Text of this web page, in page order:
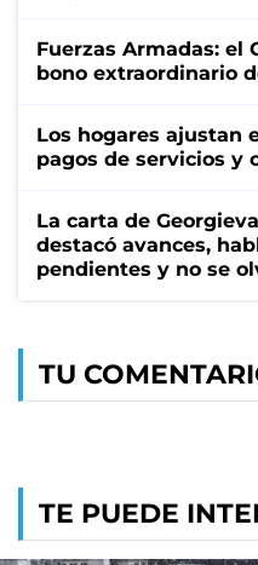
Fuerzas Armadas: el
bono extraordinario
Los hogares ajustan
pagos de servicios y
La carta de
destacó avances,
pendientes y no se
TU
TE PUEDE